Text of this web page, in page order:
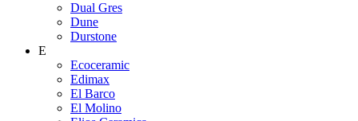
Dual Gres
Dune
Durstone
E
Ecoceramic
Edimax
El Barco
El Molino